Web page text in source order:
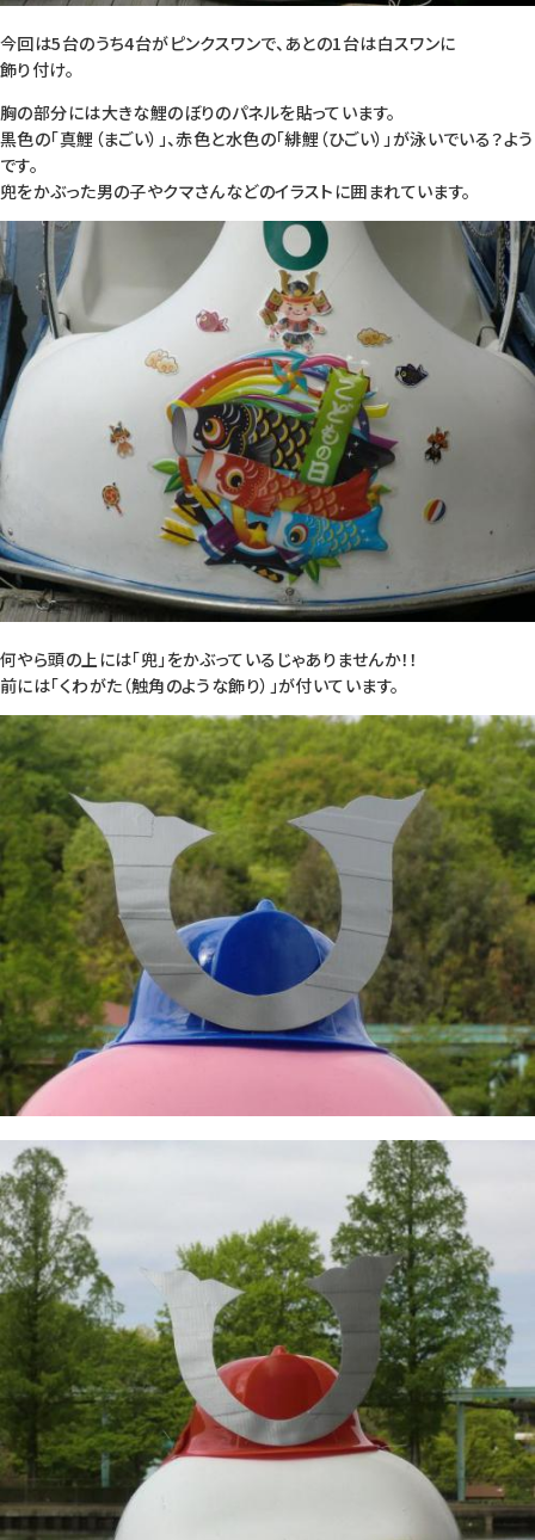
今回は5台のうち4台がピンクスワンで、あとの1台は白スワンに
飾り付け。
胸の部分には大きな鯉のぼりのパネルを貼っています。
黒色の「真鯉（まごい）」、赤色と水色の「緋鯉（ひごい）」が泳いでいる？よう
です。
兜をかぶった男の子やクマさんなどのイラストに囲まれています。
何やら頭の上には「兜」をかぶっているじゃありませんか！！
前には「くわがた（触角のような飾り）」が付いています。